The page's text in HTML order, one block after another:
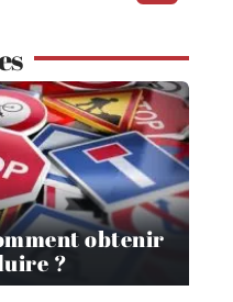
obtenir
?